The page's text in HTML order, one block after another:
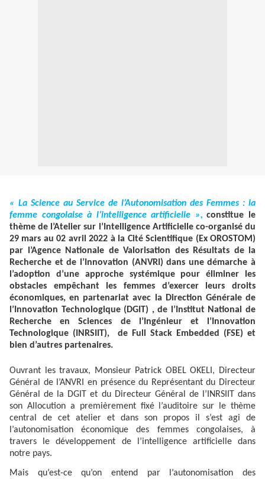
« La Science au Service de l’Autonomisation des Femmes : la
femme congolaise à l’intelligence artificielle », constitue le
thème de l’Atelier sur l’Intelligence Artificielle co-organisé du
29 mars au 02 avril 2022 à la Cité Scientifique (Ex OROSTOM)
par l’Agence Nationale de Valorisation des Résultats de la
Recherche et de l’Innovation (ANVRI) dans une démarche à
l’adoption d’une approche systémique pour éliminer les
obstacles empêchant les femmes d’exercer leurs droits
économiques, en partenariat avec la Direction Générale de
l’Innovation Technologique (DGIT) , de l’Institut National de
Recherche en Sciences de l’Ingénieur et l’Innovation
Technologique (INRSIIT), de Full Stack Embedded (FSE) et
bien d’autres partenaires.
Ouvrant les travaux, Monsieur Patrick OBEL OKELI, Directeur
Général de l’ANVRI en présence du Représentant du Directeur
Général de la DGIT et du Directeur Général de l’INRSIIT dans
son Allocution a premièrement fixé l’auditoire sur le thème
central de cet atelier et dans son propos il s’est agi de
l’autonomisation économique des femmes congolaises, à
travers le développement de l’intelligence artificielle dans
notre pays.
Mais qu’est-ce qu’on entend par l’autonomisation des